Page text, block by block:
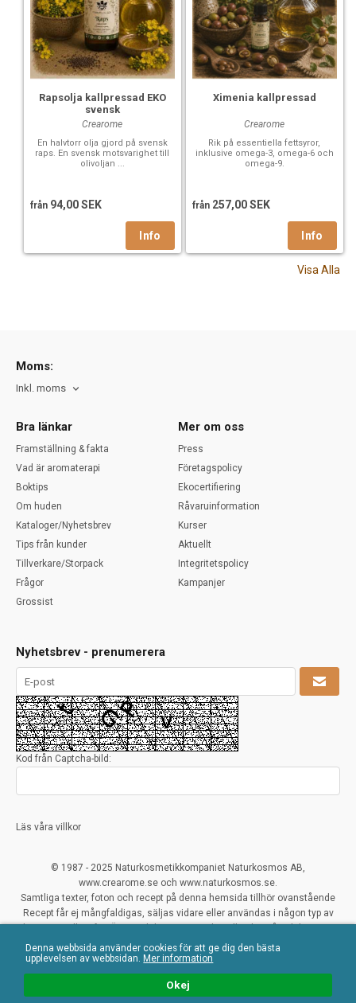
Okej
Denna webbsida använder cookies för att ge dig den bästa
upplevelsen av webbsidan.Mer information
Rapsolja kallpressad EKO
svensk
Crearome
En halvtorr olja gjord på svensk
raps. En svensk motsvarighet till
olivoljan ...
från 94,00 SEK
Ximenia kallpressad
Crearome
Rik på essentiella fettsyror,
inklusive omega-3, omega-6 och
omega-9.
från 257,00 SEK
Visa Alla
Moms:
Inkl. moms
Bra länkar
Framställning & fakta
Vad är aromaterapi
Boktips
Om huden
Kataloger/Nyhetsbrev
Tips från kunder
Tillverkare/Storpack
Frågor
Grossist
Mer om oss
Press
Företagspolicy
Ekocertifiering
Råvaruinformation
Kurser
Aktuellt
Integritetspolicy
Kampanjer
Nyhetsbrev - prenumerera
Kod från Captcha-bild:
Läs våra villkor
© 1987 - 2025 Naturkosmetikkompaniet Naturkosmos AB,
www.crearome.se och www.naturkosmos.se.
Samtliga texter, foton och recept på denna hemsida tillhör ovanstående
Recept får ej mångfaldigas, säljas vidare eller användas i någon typ av
All Rights Reserved
Naturliga ekologiska certifierade råvaror